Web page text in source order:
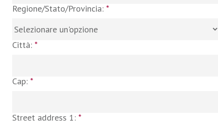
Regione/Stato/Provincia: *
Città: *
Cap: *
Street address 1: *